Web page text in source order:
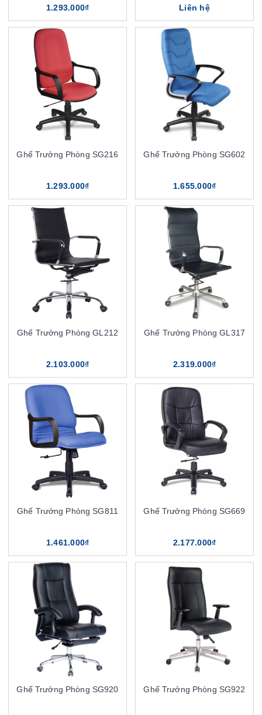
1.293.000₫ Liên hệ
Ghế Trưởng Phòng SG216
1.293.000₫
Ghế Trưởng Phòng SG602
1.655.000₫
Ghế Trưởng Phòng GL212
2.103.000₫
Ghế Trưởng Phòng GL317
2.319.000₫
Ghế Trưởng Phòng SG811
1.461.000₫
Ghế Trưởng Phòng SG669
2.177.000₫
Ghế Trưởng Phòng SG920 Ghế Trưởng Phòng SG922